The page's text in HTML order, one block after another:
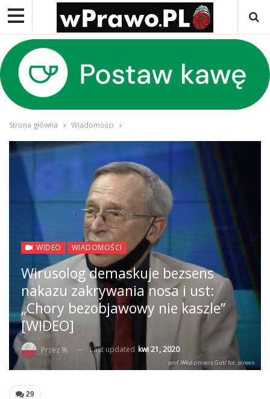
Strona główna Wiadomości
WIDEO WIADOMOŚCI
Wirusolog demaskuje bezsens
nakazu zakrywania nosa i ust:
„Chory bezobjawowy nie kaszle”
[WIDEO]
Przez % Last updated kwi 21, 2020
prof. Włodzimierz Gut/ fot. screen
29